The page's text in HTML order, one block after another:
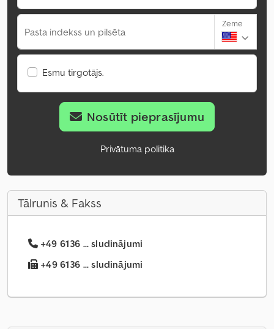
Pasta indekss un pilsēta
Zeme
Esmu tirgotājs.
Nosūtīt pieprasījumu
Privātuma politika
Tālrunis & Fakss
+49 6136 ... sludinājumi
+49 6136 ... sludinājumi